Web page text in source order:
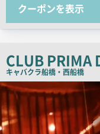
チ
ー
クーポンを表示
CLUB PRIMA
キャバクラ船橋・西船橋
店
舗
画
像